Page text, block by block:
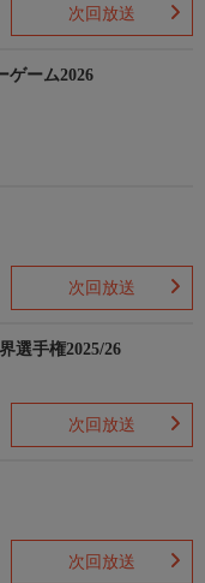
次回放送
ゲーム2026
次回放送
選手権2025/26
次回放送
次回放送